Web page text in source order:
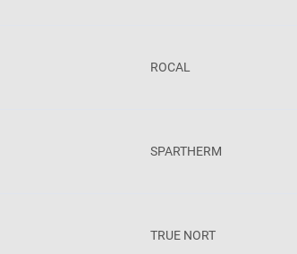
ROCAL
SPARTHERM
TRUE NORT